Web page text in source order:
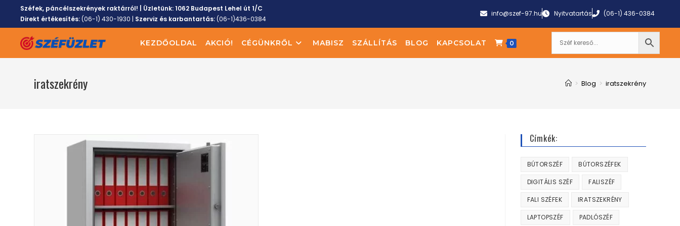
Széfek, páncélszekrények raktárról! | Üzletünk:1062 Budapest Lehel út 1/C
Direkt értékesítés:(06-1) 430-1930 | Szerviz és karbantartás:(06-1)436-0384
info@szef-97.hu Nyitvatartás (06-1) 436-0384
KEZDŐOLDAL AKCIÓ! CÉGÜNKRŐL MABISZ SZÁLLÍTÁS BLOG KAPCSOLAT 0
iratszekrény > Blog > iratszekrény
Címkék:
BÚTORSZÉF BÚTORSZÉFEK
DIGITÁLIS SZÉF FALISZÉF
FALI SZÉFEK IRATSZEKRÉNY
LAPTOPSZÉF PADLÓSZÉF